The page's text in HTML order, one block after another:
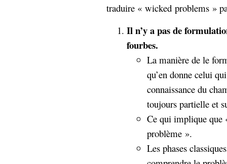
traduire « wicked problems »
Il n’y a pas de
fourbes.
La manière de le
qu’en donne celui
connaissance du
toujours partielle et
Ce qui implique
problème ».
Les phases